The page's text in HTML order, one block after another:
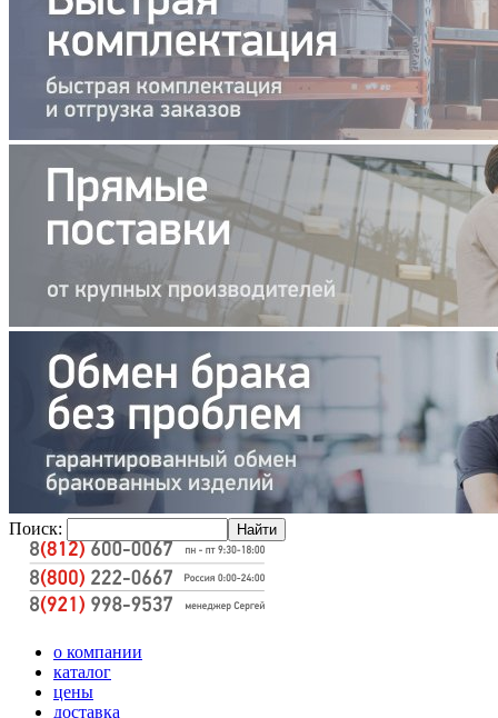
Поиск:
о компании
каталог
цены
доставка